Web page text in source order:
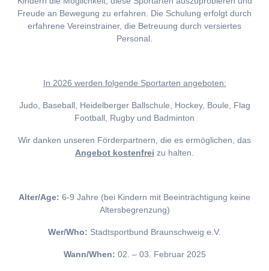
Freude an Bewegung zu erfahren. Die Schulung erfolgt durch
erfahrene Vereinstrainer, die Betreuung durch versiertes
Personal.
In 2026 werden folgende Sportarten angeboten:
Judo, Baseball, Heidelberger Ballschule, Hockey, Boule, Flag
Football, Rugby und Badminton
Wir danken unseren Förderpartnern, die es ermöglichen, das
Angebot kostenfrei zu halten.
Alter/Age: 6-9 Jahre (bei Kindern mit Beeinträchtigung keine
Altersbegrenzung)
Wer/Who: Stadtsportbund Braunschweig e.V.
Wann/When: 02. – 03. Februar 2025